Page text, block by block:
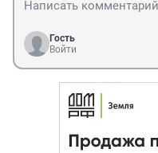
Гость
Войти